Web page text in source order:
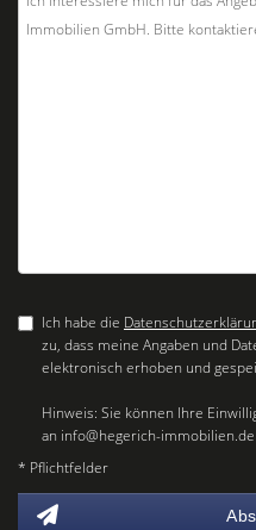
Ich habe die
zu, dass meine Angaben und
elektronisch erhoben und
Hinweis: Sie können Ihre
an info@hegerich-
* Pflichtfelder